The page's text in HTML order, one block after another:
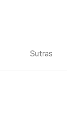
Sutras